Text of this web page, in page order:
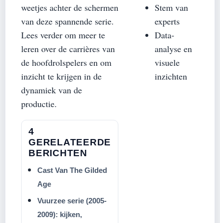
weetjes achter de schermen
van deze spannende serie.
Lees verder om meer te
leren over de carrières van
de hoofdrolspelers en om
inzicht te krijgen in de
dynamiek van de
productie.
4
GERELATEERDE
BERICHTEN
Cast Van The Gilded
Age
Vuurzee serie (2005-
2009): kijken,
Stem van
experts
Data-
analyse en
visuele
inzichten